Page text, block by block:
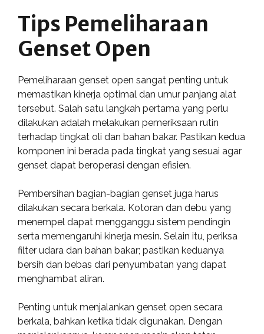
Tips Pemeliharaan
Genset Open
Pemeliharaan genset open sangat penting untuk
memastikan kinerja optimal dan umur panjang alat
tersebut. Salah satu langkah pertama yang perlu
dilakukan adalah melakukan pemeriksaan rutin
terhadap tingkat oli dan bahan bakar. Pastikan kedua
komponen ini berada pada tingkat yang sesuai agar
genset dapat beroperasi dengan efisien.
Pembersihan bagian-bagian genset juga harus
dilakukan secara berkala. Kotoran dan debu yang
menempel dapat mengganggu sistem pendingin
serta memengaruhi kinerja mesin. Selain itu, periksa
filter udara dan bahan bakar; pastikan keduanya
bersih dan bebas dari penyumbatan yang dapat
menghambat aliran.
Penting untuk menjalankan genset open secara
berkala, bahkan ketika tidak digunakan. Dengan